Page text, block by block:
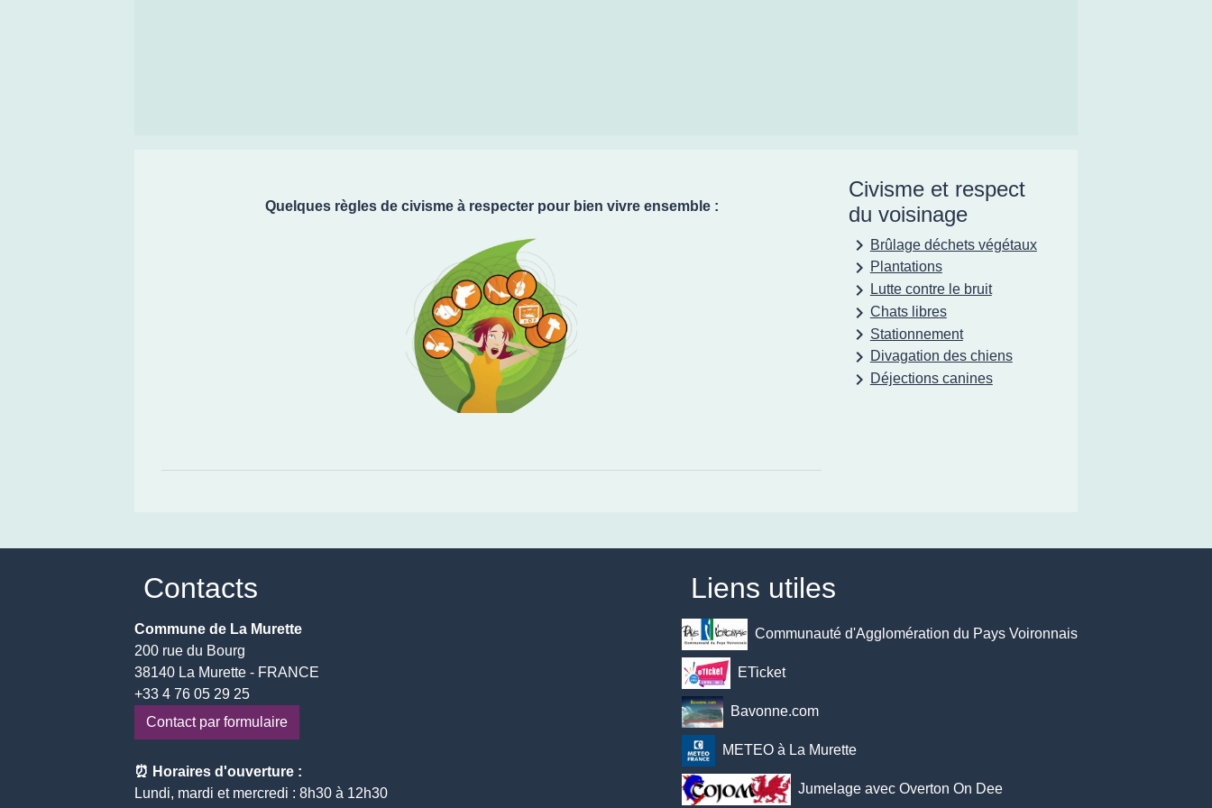
Quelques règles de civisme à respecter pour bien vivre ensemble :
Civisme et respect
du voisinage
keyboard_arrow_rightBrûlage déchets végétaux
keyboard_arrow_rightPlantations
keyboard_arrow_rightLutte contre le bruit
keyboard_arrow_rightChats libres
keyboard_arrow_rightStationnement
keyboard_arrow_rightDivagation des chiens
keyboard_arrow_rightDéjections canines
Contacts
Commune de La Murette
200 rue du Bourg
38140 La Murette - FRANCE
+33 4 76 05 29 25
Contact par formulaire
⏰ Horaires d'ouverture :
Lundi, mardi et mercredi : 8h30 à 12h30
Liens utiles
Communauté d'Agglomération du Pays Voironnais
ETicket
Bavonne.com
METEO à La Murette
Jumelage avec Overton On Dee